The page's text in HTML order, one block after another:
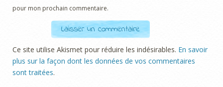
pour mon prochain commentaire.
Ce site utilise Akismet pour réduire les indésirables. En savoir
plus sur la façon dont les données de vos commentaires
sont traitées.